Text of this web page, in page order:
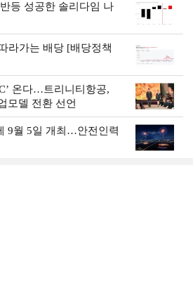
등 성공한 솔리다임 나
라가는 배당 [배당정책
온다…트리니티항공,
모델 전환 선언
9월 5일 개최…안전인력